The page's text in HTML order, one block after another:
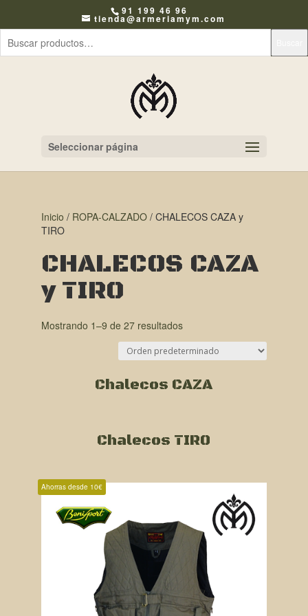
91 199 46 96
tienda@armeriamym.com
Seleccionar página
Inicio / ROPA-CALZADO/ CHALECOS CAZA y
TIRO
CHALECOS CAZA
y TIRO
Mostrando 1–9 de 27 resultados
Chalecos CAZA
Chalecos TIRO
Ahorras desde 10€